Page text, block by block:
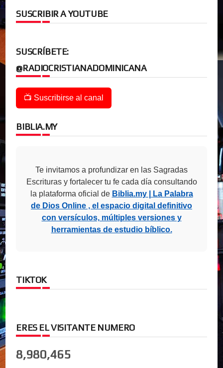
SUSCRIBIR A YOUTUBE
SUSCRÍBETE:
@RADIOCRISTIANADOMINICANA
📺 Suscribirse al canal
BIBLIA.MY
Te invitamos a profundizar en las Sagradas
Escrituras y fortalecer tu fe cada día consultando
la plataforma oficial de Biblia.my | La Palabra
de Dios Online , el espacio digital definitivo
con versículos, múltiples versiones y
herramientas de estudio bíblico.
TIKTOK
ERES EL VISITANTE NUMERO
8,980,465